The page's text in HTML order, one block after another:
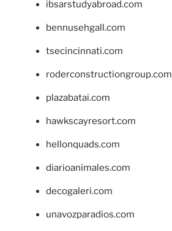
ibsarstudyabroad.com
bennusehgall.com
tsecincinnati.com
roderconstructiongroup.com
plazabatai.com
hawkscayresort.com
hellonquads.com
diarioanimales.com
decogaleri.com
unavozparadios.com